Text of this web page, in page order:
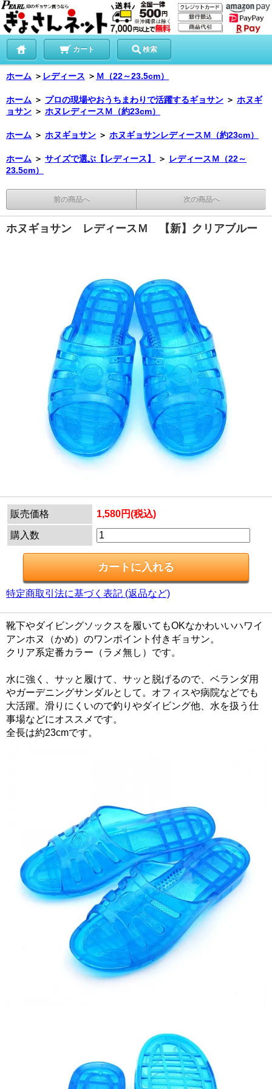
カート 検索
ホーム ＞ レディース ＞ Ｍ（22～23.5cm）
ホーム ＞ プロの現場やおうちまわりで活躍するギョサン ＞ ホヌギ
ョサン ＞ ホヌレディースＭ（約23cm）
ホーム ＞ ホヌギョサン ＞ ホヌギョサンレディースＭ（約23cm）
ホーム ＞ サイズで選ぶ【レディース】 ＞ レディースＭ（22～
23.5cm）
前の商品へ 次の商品へ
ホヌギョサン レディースＭ 【新】クリアブルー
販売価格 1,580円(税込)
購入数
特定商取引法に基づく表記 (返品など)
靴下やダイビングソックスを履いてもOKなかわいいハワイ
アンホヌ（かめ）のワンポイント付きギョサン。
クリア系定番カラー（ラメ無し）です。
水に強く、サッと履けて、サッと脱げるので、ベランダ用
やガーデニングサンダルとして。オフィスや病院などでも
大活躍。滑りにくいので釣りやダイビング他、水を扱う仕
事場などにオススメです。
全長は約23cmです。